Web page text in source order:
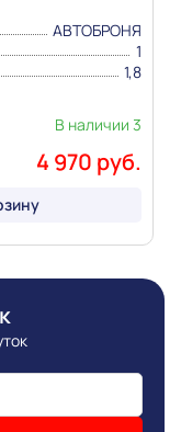
АВТОБРОНЯ
1
1,8
В наличии 3
4 970 руб.